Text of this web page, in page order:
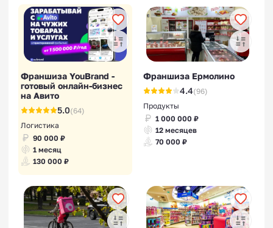
Франшиза YouBrand -
готовый онлайн-бизнес
на Авито
5.0(64)
Логистика
90 000 ₽
1 месяц
130 000 ₽
Франшиза Ермолино
4.4(96)
Продукты
1 000 000 ₽
12 месяцев
70 000 ₽